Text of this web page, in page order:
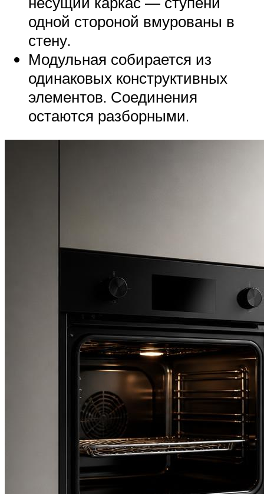
одной стороной вмурованы в
стену.
Модульная собирается из
одинаковых конструктивных
элементов. Соединения
остаются разборными.